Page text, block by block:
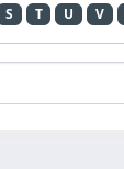
S T U V